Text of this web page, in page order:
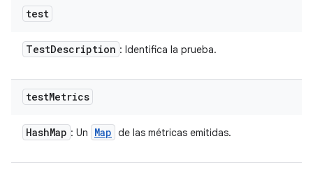
test
TestDescription : Identifica la prueba.
testMetrics
HashMap : Un Map de las métricas emitidas.